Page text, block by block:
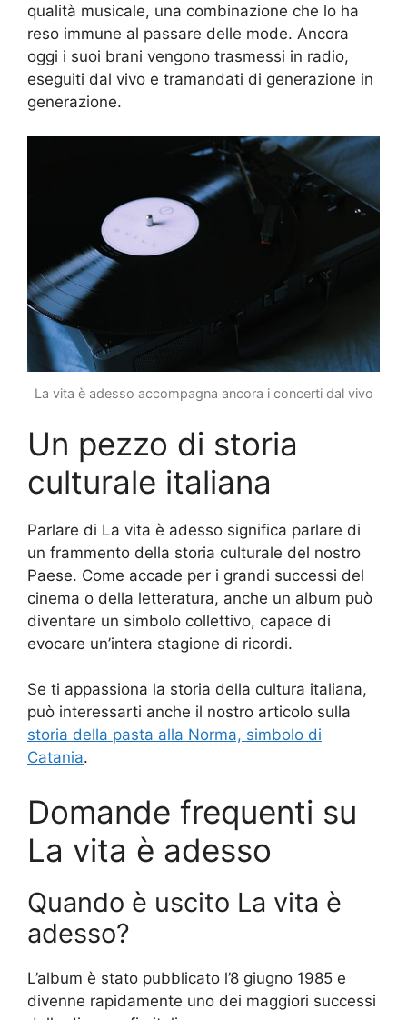
qualità musicale, una combinazione che lo ha
reso immune al passare delle mode. Ancora
oggi i suoi brani vengono trasmessi in radio,
eseguiti dal vivo e tramandati di generazione in
generazione.
La vita è adesso accompagna ancora i concerti dal vivo
Un pezzo di storia
culturale italiana
Parlare di La vita è adesso significa parlare di
un frammento della storia culturale del nostro
Paese. Come accade per i grandi successi del
cinema o della letteratura, anche un album può
diventare un simbolo collettivo, capace di
evocare un’intera stagione di ricordi.
Se ti appassiona la storia della cultura italiana,
può interessarti anche il nostro articolo sulla
storia della pasta alla Norma, simbolo di
Catania.
Domande frequenti su
La vita è adesso
Quando è uscito La vita è
adesso?
L’album è stato pubblicato l’8 giugno 1985 e
divenne rapidamente uno dei maggiori successi